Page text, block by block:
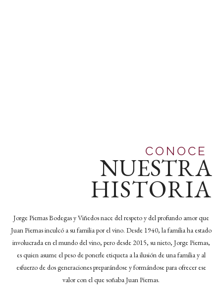
CONOCE
NUESTRA
HISTORIA
Jorge Piernas Bodegas y Viñedos nace del respeto y del profundo amor que
Juan Piernas inculcó a su familia por el vino. Desde 1940, la familia ha estado
involucrada en el mundo del vino, pero desde 2015, su nieto, Jorge Piernas,
es quien asume el peso de ponerle etiqueta a la ilusión de una familia y al
esfuerzo de dos generaciones preparándose y formándose para ofrecer ese
valor con el que soñaba Juan Piernas.